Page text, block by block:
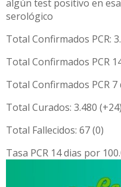
algún test positivo en
serológico
Total Confirmados PCR:
Total Confirmados PCR
Total Confirmados PCR 7
Total Curados: 3.480 (+24)
Total Fallecidos: 67 (0)
Tasa PCR 14 dias por